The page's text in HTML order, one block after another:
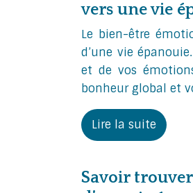
vers une vie
Le bien-être
d’une vie
et de vos
bonheur global et
Lire la suite
Savoir